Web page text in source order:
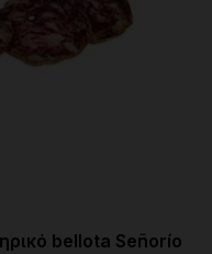
bellota Señorío